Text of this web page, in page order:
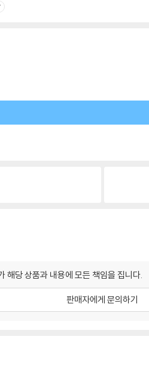
해당 상품과 내용에 모든 책임을 집니다.
판매자에게 문의하기